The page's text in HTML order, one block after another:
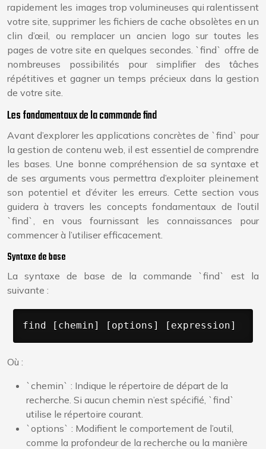
rapidement les images trop volumineuses qui ralentissent
votre site, supprimer les fichiers de cache obsolètes en un
clin d’œil, ou remplacer un ancien logo sur toutes les
pages de votre site en quelques secondes. `find` offre de
nombreuses possibilités pour simplifier des tâches
répétitives et gagner un temps précieux dans la gestion
de votre site.
Les fondamentaux de la commande find
Avant d’explorer les applications concrètes de `find` pour
la gestion de contenu web, il est essentiel de comprendre
les bases. Une bonne compréhension de sa syntaxe et
de ses arguments vous permettra d’exploiter pleinement
son potentiel et d’éviter les erreurs. Cette section vous
guidera à travers les concepts fondamentaux de l’outil
`find`, en vous fournissant les connaissances pour
commencer à l’utiliser efficacement.
Syntaxe de base
La syntaxe de base de la commande `find` est la
suivante :
find [chemin] [options] [expression]
Où :
`chemin` : Indique le répertoire de départ de la
recherche. Si aucun chemin n’est spécifié, `find`
utilise le répertoire courant.
`options` : Modifient le comportement de l’outil,
comme la profondeur de la recherche ou la manière